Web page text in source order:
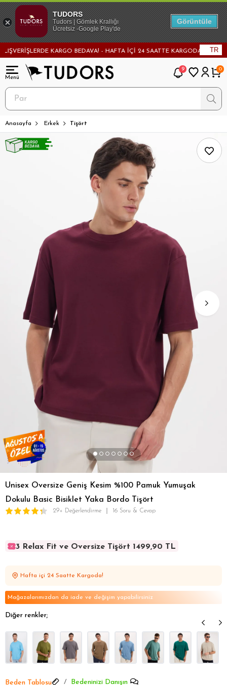
KARGO BEDAVA! - HAFTA İÇİ 24 SAATTE KARGODA! - TR
9 0
Anasayfa Erkek Tişört
Unisex Oversize Geniş Kesim %100 Pamuk Yumuşak
Dokulu Basic Bisiklet Yaka Bordo Tişört
29+ Değerlendirme 16 Soru & Cevap
3 Relax Fit ve Oversize Tişört 1499,90 TL
3 Relax Fit ve Oversize Tişört 1499,90 TL
Hafta içi 24 Saatte Kargoda!
Mağazalarımızdan da iade ve değişim yapabilirsiniz
Diğer renkler;
Beden Tablosu Bedeninizi Danışın
TUDORS
Tudors | Gömlek Krallığı
Ücretsiz -Google Play'de
Görüntüle